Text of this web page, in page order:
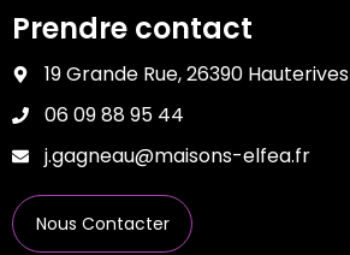
Prendre contact
19 Grande Rue, 26390 Hauterives
06 09 88 95 44
j.gagneau@maisons-elfea.fr
Nous Contacter